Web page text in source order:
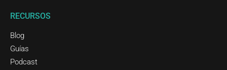
RECURSOS
Blog
Guías
Podcast